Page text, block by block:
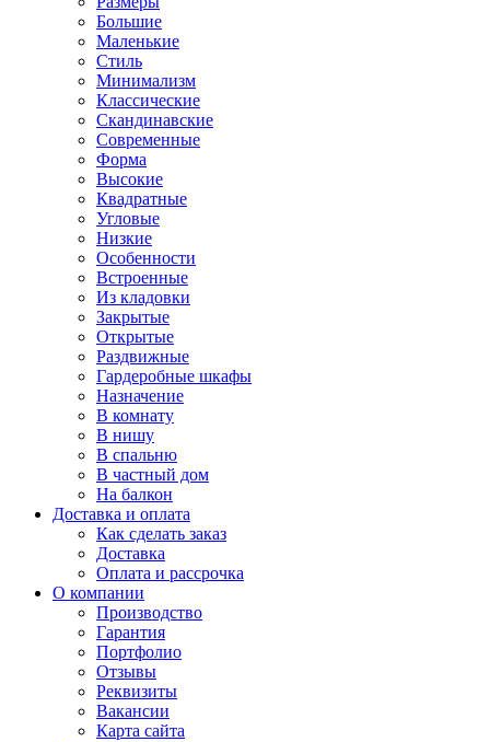
Большие
Маленькие
Стиль
Минимализм
Классические
Скандинавские
Современные
Форма
Высокие
Квадратные
Угловые
Низкие
Особенности
Встроенные
Из кладовки
Закрытые
Открытые
Раздвижные
Гардеробные шкафы
Назначение
В комнату
В нишу
В спальню
В частный дом
На балкон
Доставка и оплата
Как сделать заказ
Доставка
Оплата и рассрочка
О компании
Производство
Гарантия
Портфолио
Отзывы
Реквизиты
Вакансии
Карта сайта